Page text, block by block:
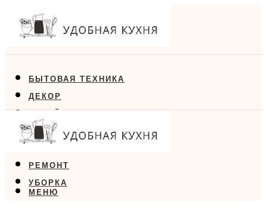
БЫТОВАЯ ТЕХНИКА
ДЕКОР
ДИЗАЙН
ЕДА
РЕМОНТ
УБОРКА
МЕНЮ